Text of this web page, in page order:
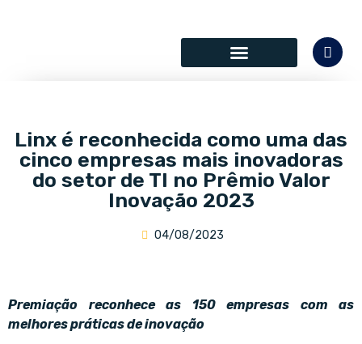
Linx é reconhecida como uma das
cinco empresas mais inovadoras
do setor de TI no Prêmio Valor
Inovação 2023
04/08/2023
Premiação reconhece as 150 empresas com as
melhores práticas de inovação